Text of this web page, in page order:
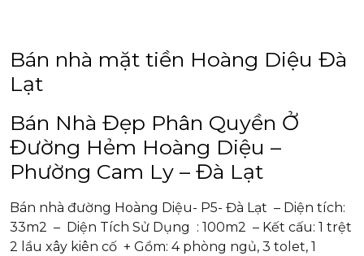
Bán nhà mặt tiền Hoàng Diệu Đà
Lạt
Bán Nhà Đẹp Phân Quyền Ở
Đường Hẻm Hoàng Diệu –
Phường Cam Ly – Đà Lạt
Bán nhà đường Hoàng Diệu- P5- Đà Lạt – Diện tích:
33m2 – Diện Tích Sử Dụng : 100m2 – Kết cấu: 1 trệt
2 lầu xây kiên cố + Gồm: 4 phòng ngủ, 3 tolet, 1